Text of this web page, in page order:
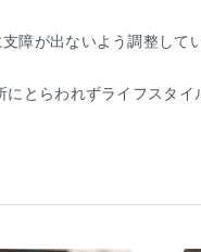
障が出ないよう調整してい
とらわれずライフスタイ